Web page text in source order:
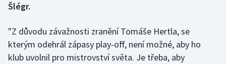
Florbal
Šlégr.
"Z důvodu závažnosti zranění Tomáše Hertla, se
kterým odehrál zápasy play-off, není možné, aby ho
klub uvolnil pro mistrovství světa. Je třeba, aby